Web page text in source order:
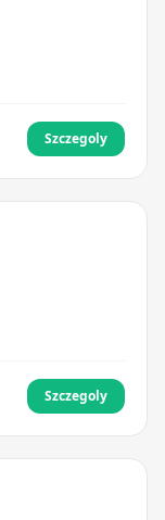
Szczegoly
Szczegoly